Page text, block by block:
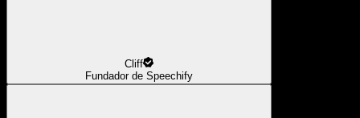
Cliff
Fundador de Speechify